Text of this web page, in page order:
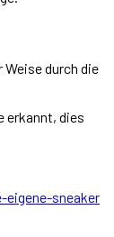
durch die
erkannt, dies
sneaker